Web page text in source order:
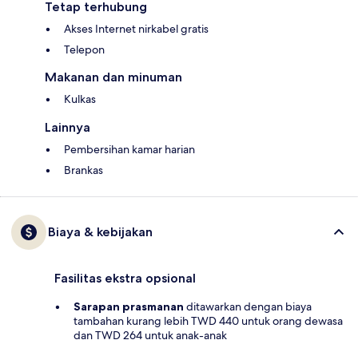
Tetap terhubung
Akses Internet nirkabel gratis
Telepon
Makanan dan minuman
Kulkas
Lainnya
Pembersihan kamar harian
Brankas
Biaya & kebijakan
Fasilitas ekstra opsional
Sarapan prasmanan ditawarkan dengan biaya
tambahan kurang lebih TWD 440 untuk orang dewasa
dan TWD 264 untuk anak-anak